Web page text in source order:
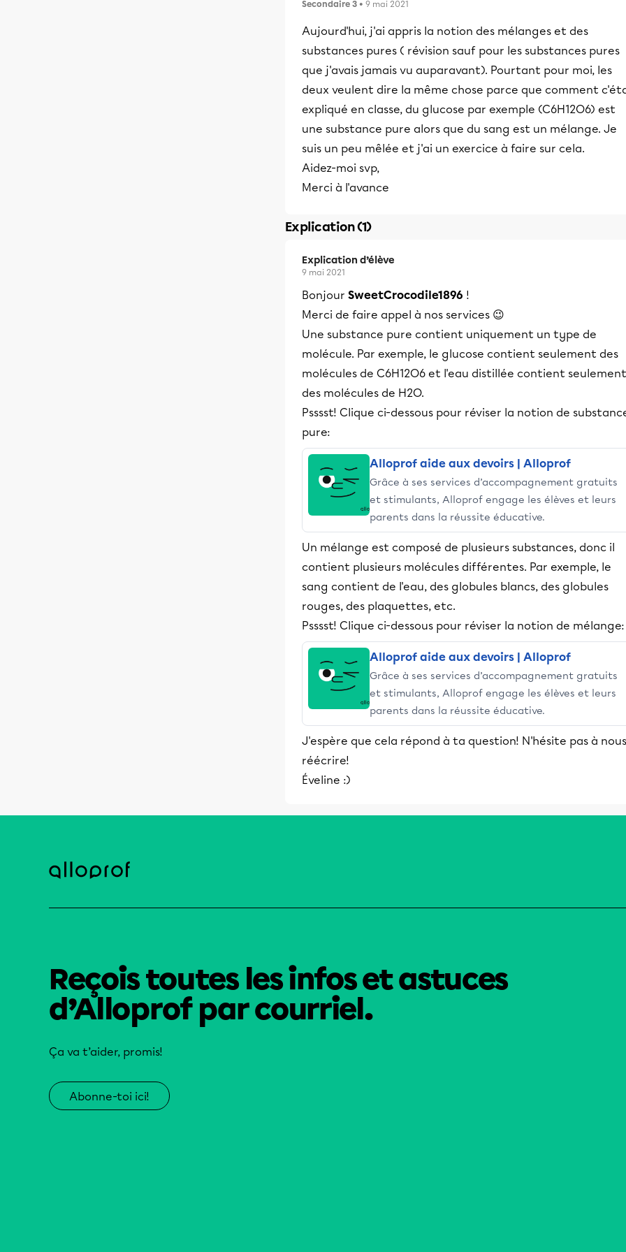
Secondaire 3 • 9 mai 2021
Aujourd'hui, j'ai appris la notion des mélanges et des
substances pures ( révision sauf pour les substances pures
que j'avais jamais vu auparavant). Pourtant pour moi, les
deux veulent dire la même chose parce que comment
expliqué en classe, du glucose par exemple (C6H12O6) est
une substance pure alors que du sang est un mélange. Je
suis un peu mêlée et j'ai un exercice à faire sur cela.
Aidez-moi svp,
Merci à l'avance
Explication (1)
Explication d’élève
9 mai 2021
Bonjour SweetCrocodile1896 !
Merci de faire appel à nos services 😉
Une substance pure contient uniquement un type de
molécule. Par exemple, le glucose contient seulement des
molécules de C6H12O6 et l'eau distillée contient seulement
des molécules de H2O.
Psssst! Clique ci-dessous pour réviser la notion de
pure:
Alloprof aide aux devoirs | Alloprof
Grâce à ses services d’accompagnement gratuits
et stimulants, Alloprof engage les élèves et leurs
parents dans la réussite éducative.
Un mélange est composé de plusieurs substances, donc il
contient plusieurs molécules différentes. Par exemple, le
sang contient de l'eau, des globules blancs, des globules
rouges, des plaquettes, etc.
Psssst! Clique ci-dessous pour réviser la notion de mélange:
Alloprof aide aux devoirs | Alloprof
Grâce à ses services d’accompagnement gratuits
et stimulants, Alloprof engage les élèves et leurs
parents dans la réussite éducative.
J'espère que cela répond à ta question! N'hésite pas à nous
réécrire!
Éveline :)
Reçois toutes les infos et astuces
d’Alloprof par courriel.
Ça va t’aider, promis!
Abonne-toi ici!